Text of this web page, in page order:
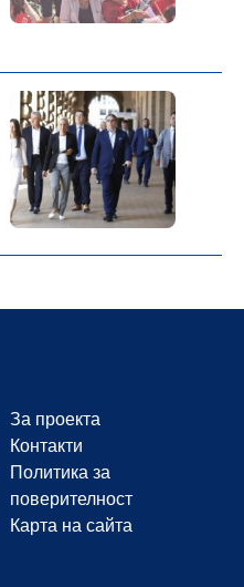
За проекта
Контакти
Политика за
поверителност
Карта на сайта